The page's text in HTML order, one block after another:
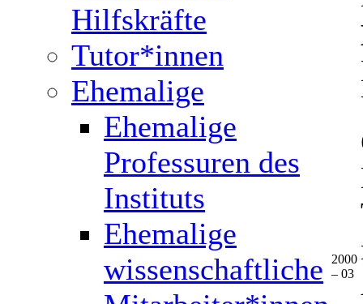
Hilfskräfte
Tutor*innen
Ehemalige
Ehemalige
Professuren des
Instituts
Ehemalige
wissenschaftliche
2000
– 03